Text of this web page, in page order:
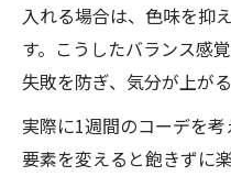
入れる場合は、色味を抑
す。こうしたバランス感
失敗を防ぎ、気分が上が
実際に1週間のコーデを
要素を変えると飽きずに